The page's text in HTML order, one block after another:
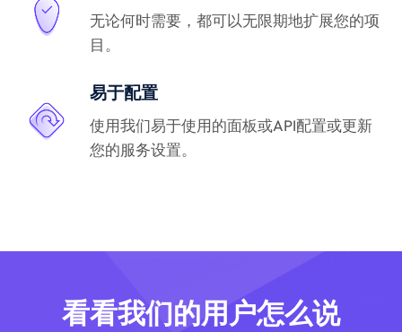
无论何时需要，都可以无限期地扩展您的项
目。
易于配置
使用我们易于使用的面板或API配置或更新
您的服务设置。
看看我们的用户怎么说